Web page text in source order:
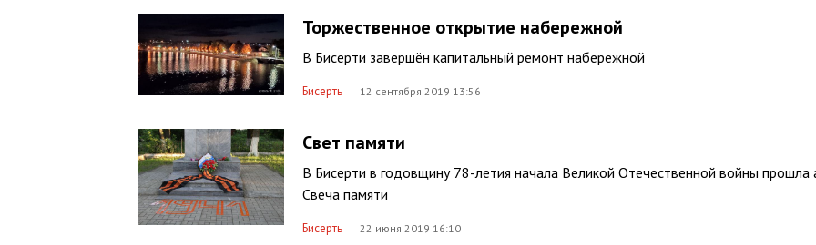
Торжественное открытие набережной
В Бисерти завершён капитальный ремонт набережной
Бисерть 12 сентября 2019 13:56
Свет памяти
В Бисерти в годовщину 78-летия начала Великой Отечественной войны прошла
Свеча памяти
Бисерть 22 июня 2019 16:10